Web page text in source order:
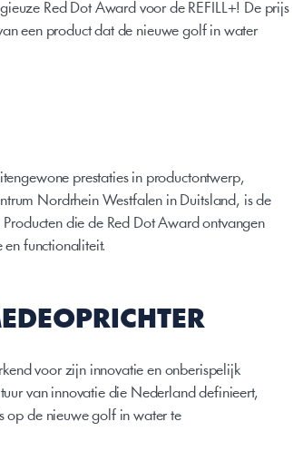
Red Dot Award voor de REFILL+! De prijs
een product dat de nieuwe golf in water
prestaties in productontwerp,
Nordrhein Westfalen in Duitsland, is de
die de Red Dot Award ontvangen
functionaliteit.
voor zijn innovatie en onberispelijk
van innovatie die Nederland definieert,
op de nieuwe golf in water te